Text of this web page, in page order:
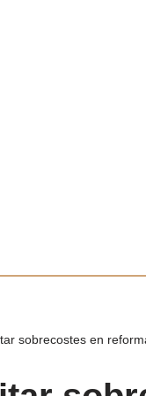
sobrecostes en